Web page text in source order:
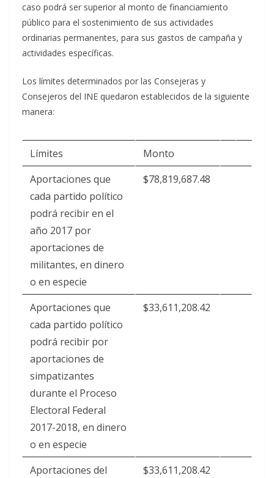
caso podrá ser superior al monto de financiamiento
público para el sostenimiento de sus actividades
ordinarias permanentes, para sus gastos de campaña y
actividades específicas.
Los límites determinados por las Consejeras y
Consejeros del INE quedaron establecidos de la siguiente
manera:
Límites
Monto
Aportaciones que
cada partido político
podrá recibir en el
año 2017 por
aportaciones de
militantes, en dinero
o en especie
$78,819,687.48
Aportaciones que
cada partido político
podrá recibir por
aportaciones de
simpatizantes
durante el Proceso
Electoral Federal
2017-2018, en dinero
o en especie
$33,611,208.42
Aportaciones del
$33,611,208.42